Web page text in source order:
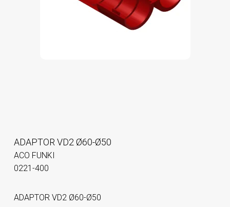
ADAPTOR VD2 Ø60-Ø50
ACO FUNKI
0221-400
ADAPTOR VD2 Ø60-Ø50